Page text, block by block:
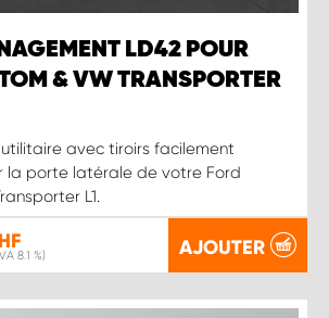
LD42 POUR
& VW TRANSPORTER
avec tiroirs facilement
la porte latérale de votre Ford
L1.
8.1 %) AJOUTER